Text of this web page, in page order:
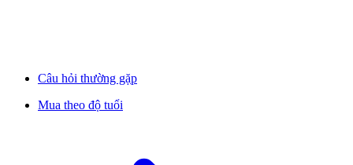
Câu hỏi thường gặp
Mua theo độ tuổi